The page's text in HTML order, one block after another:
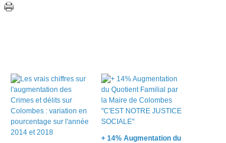
+ 14% Augmentation du